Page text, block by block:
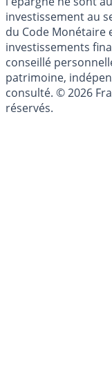
Les articles et
l'épargne ne sont
investissement au
du Code Monétaire
investissements
conseillé
patrimoine,